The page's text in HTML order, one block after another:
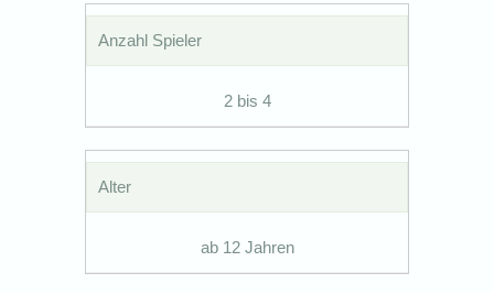
Anzahl Spieler
2 bis 4
Alter
ab 12 Jahren